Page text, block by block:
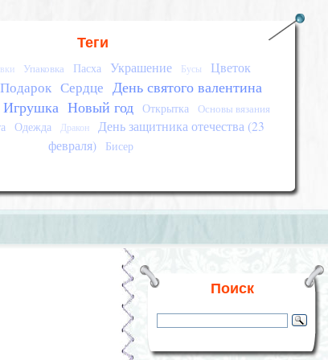
Теги
Упаковка Пасха Украшение Бусы Цветок
Подарок Сердце День святого валентина
Игрушка Новый год Открытка
Основы вязания
Одежда Дракон
День защитника отечества (23
февраля)
Бисер
Поиск